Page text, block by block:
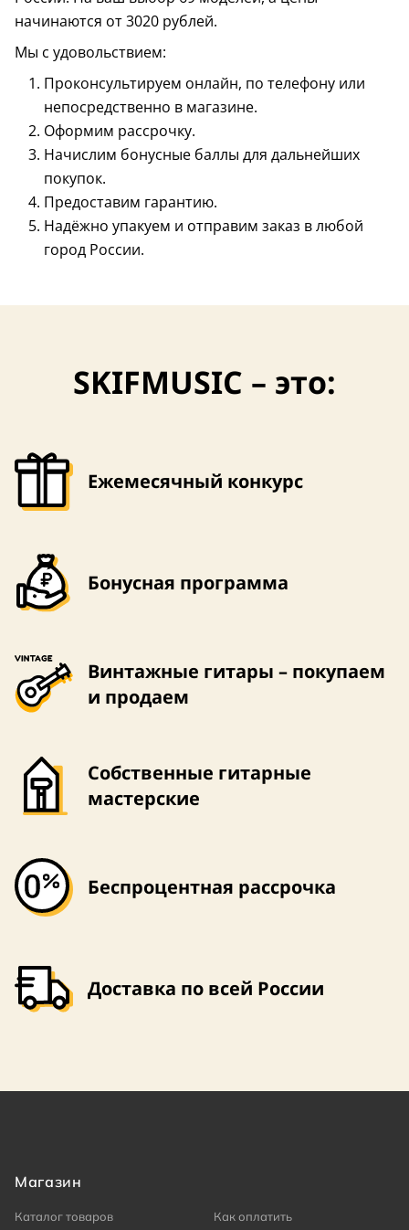
начинаются от 3020 рублей.
Мы с удовольствием:
Проконсультируем онлайн, по телефону или
непосредственно в магазине.
Оформим рассрочку.
Начислим бонусные баллы для дальнейших
покупок.
Предоставим гарантию.
Надёжно упакуем и отправим заказ в любой
город России.
SKIFMUSIC – это:
Ежемесячный конкурс
Бонусная программа
Винтажные гитары – покупаем
и продаем
Собственные гитарные
мастерские
Беспроцентная рассрочка
Доставка по всей России
Магазин
Каталог товаров
Как оплатить